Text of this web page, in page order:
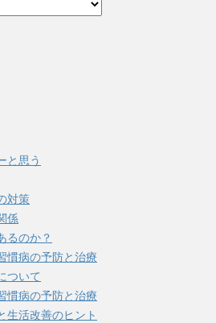
と思う
対策
係
るのか？
慣病の予防と治療
ついて
慣病の予防と治療
生活改善のヒント